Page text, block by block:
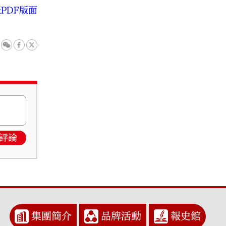
版面
論
集團簡介 品牌活動 報史館